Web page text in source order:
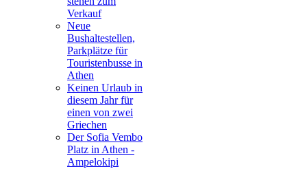
Verkauf
Neue
Bushaltestellen,
Parkplätze für
Touristenbusse in
Athen
Keinen Urlaub in
diesem Jahr für
einen von zwei
Griechen
Der Sofia Vembo
Platz in Athen -
Ampelokipi